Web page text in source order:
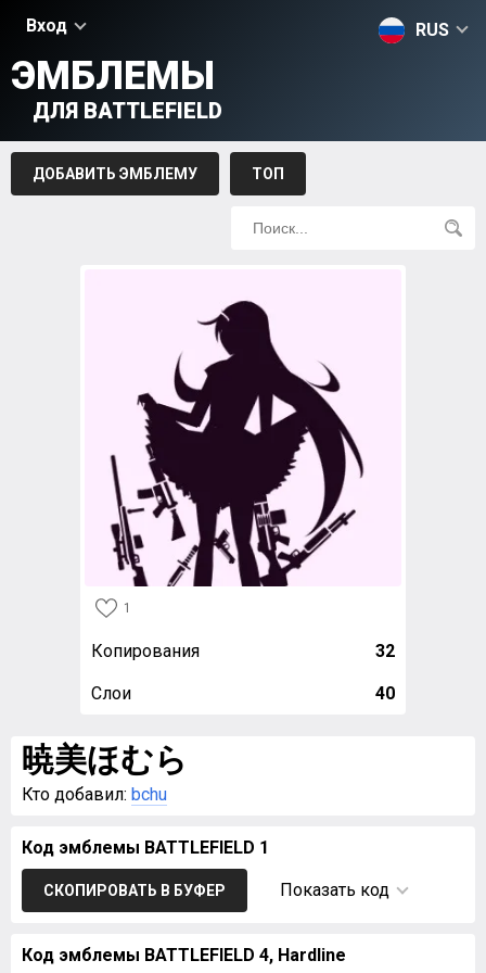
Вход RUS
ЭМБЛЕМЫ
ДЛЯ BATTLEFIELD
ДОБАВИТЬ ЭМБЛЕМУ ТОП
1
Копирования 32
Слои 40
暁美ほむら
Кто добавил: bchu
Код эмблемы BATTLEFIELD 1
СКОПИРОВАТЬ В БУФЕР Показать код
Код эмблемы BATTLEFIELD 4, Hardline